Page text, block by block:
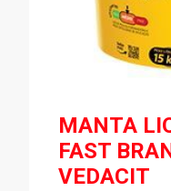
MANTA
FAST
VEDACIT